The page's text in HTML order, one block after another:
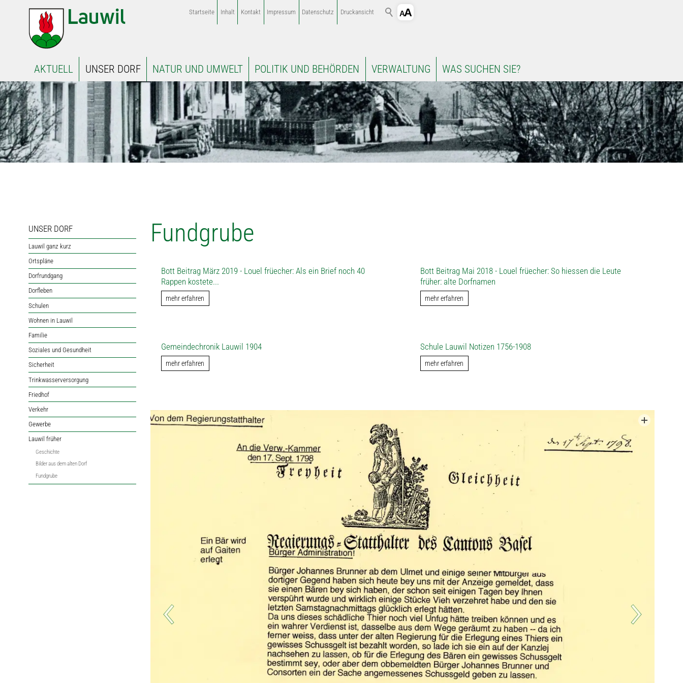
Startseite Inhalt Kontakt Impressum Datenschutz Druckansicht
AKTUELL UNSER DORF NATUR UND UMWELT POLITIK UND BEHÖRDEN VERWALTUNG WAS SUCHEN SIE?
UNSER DORF
Lauwil ganz kurz
Ortspläne
Dorfrundgang
Dorfleben
Schulen
Wohnen in Lauwil
Familie
Soziales und Gesundheit
Sicherheit
Trinkwasserversorgung
Friedhof
Verkehr
Gewerbe
Lauwil früher
Geschichte
Bilder aus dem alten Dorf
Fundgrube
Fundgrube
Bott Beitrag März 2019 - Louel früecher: Als ein Brief noch 40
Rappen kostete...
mehr erfahren
Bott Beitrag Mai 2018 - Louel früecher: So hiessen die Leute
früher: alte Dorfnamen
mehr erfahren
Gemeindechronik Lauwil 1904
mehr erfahren
Schule Lauwil Notizen 1756-1908
mehr erfahren